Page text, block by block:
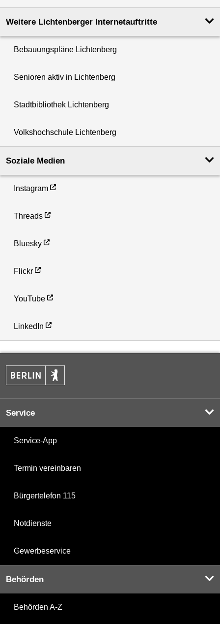
Weitere Lichtenberger Internetauftritte
Bebauungspläne Lichtenberg
Senioren aktiv in Lichtenberg
Stadtbibliothek Lichtenberg
Volkshochschule Lichtenberg
Soziale Medien
Instagram
Threads
Bluesky
Flickr
YouTube
LinkedIn
Service
Service-App
Termin vereinbaren
Bürgertelefon 115
Notdienste
Gewerbeservice
Behörden
Behörden A-Z